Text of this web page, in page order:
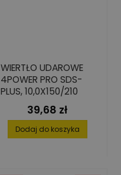
WIERTŁO UDAROWE
4POWER PRO SDS-
PLUS, 10,0X150/210
Cena
39,68 zł
Dodaj do koszyka